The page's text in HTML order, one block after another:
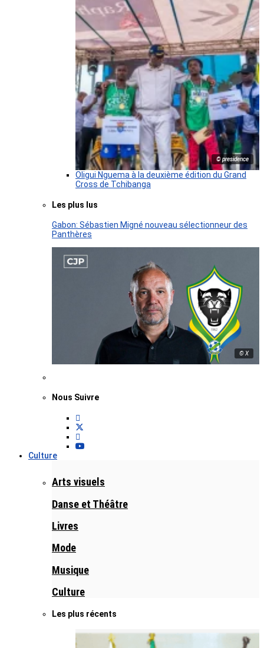
© presidence
Oligui Nguema à la deuxième édition du Grand
Cross de Tchibanga
Les plus lus
Gabon: Sébastien Migné nouveau sélectionneur des
Panthères
© X
Nous Suivre
Culture
Arts visuels
Danse et Théâtre
Livres
Mode
Musique
Culture
Les plus récents